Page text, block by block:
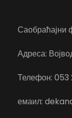
Саобраћајни
Адреса:
Телефон: 053
емаил: